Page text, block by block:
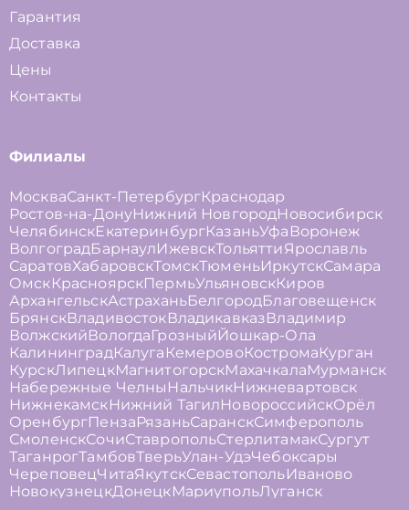
Гарантия
Доставка
Цены
Контакты
Филиалы
МоскваСанкт-ПетербургКраснодар
Ростов-на-ДонуНижний НовгородНовосибирск
ЧелябинскЕкатеринбургКазаньУфа Воронеж
ВолгоградБарнаулИжевскТольяттиЯрославль
СаратовХабаровскТомскТюменьИркутскСамара
ОмскКрасноярскПермьУльяновскКиров
АрхангельскАстраханьБелгородБлаговещенск
БрянскВладивостокВладикавказВладимир
ВолжскийВологдаГрозныйЙошкар-Ола
КалининградКалуга КемеровоКостромаКурган
КурскЛипецкМагнитогорскМахачкалаМурманск
Набережные Челны НальчикНижневартовск
НижнекамскНижний ТагилНовороссийскОрёл
ОренбургПензаРязаньСаранскСимферополь
СмоленскСочиСтавропольСтерлитамакСургут
ТаганрогТамбовТверьУлан-УдэЧебоксары
ЧереповецЧитаЯкутскСевастопольИваново
НовокузнецкДонецкМариупольЛуганск